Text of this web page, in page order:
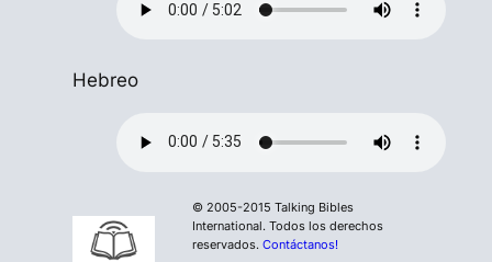
Hebreo
© 2005-2015 Talking Bibles
International. Todos los derechos
reservados. Contáctanos!